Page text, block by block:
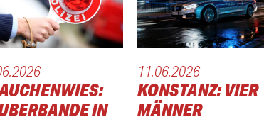
IN
11.06.2026
KONSTANZ: VIER
MÄNNER